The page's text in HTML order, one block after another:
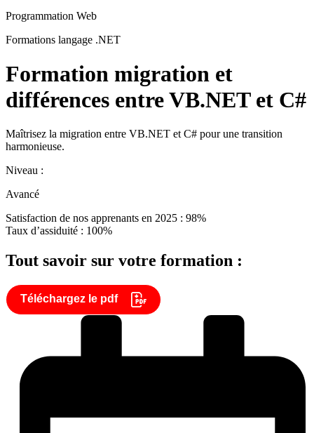
Programmation Web
Formations langage .NET
Formation migration et
différences entre VB.NET et C#
Maîtrisez la migration entre VB.NET et C# pour une transition
harmonieuse.
Niveau :
Avancé
Satisfaction de nos apprenants en 2025 : 98%
Taux d’assiduité : 100%
Tout savoir sur votre formation :
Téléchargez le pdf